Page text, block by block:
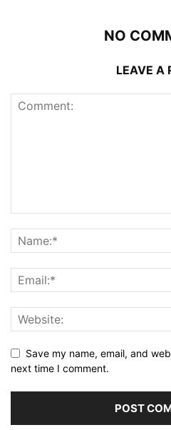
NO
LEAVE A
Save my name, email, and
next time I comment.